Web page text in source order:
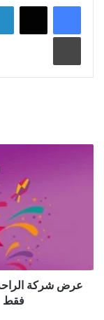
فقط ‬ ‫- الزيارات محدودة .. تعاق...